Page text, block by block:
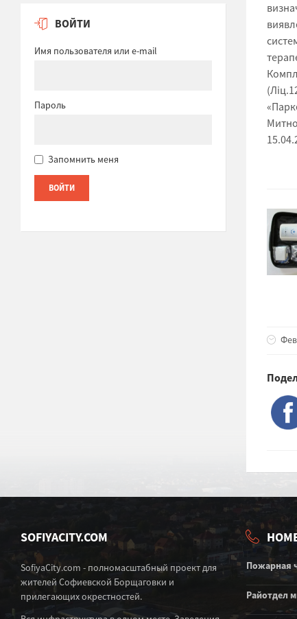
ВОЙТИ
Имя пользователя или e-mail
Пароль
Запомнить меня
SOFIYACITY.COM
SofiyaCity.com - полномасштабный проект для
жителей Софиевской Борщаговки и
прилегающих окрестностей.
Пожарная
Райотдел